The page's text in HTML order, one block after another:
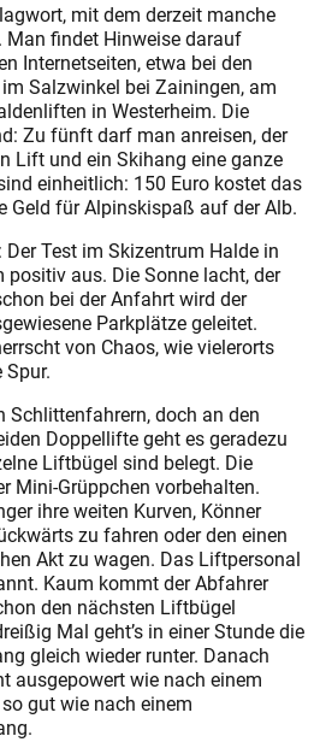
mit dem derzeit manche
Man findet Hinweise darauf
Internetseiten, etwa bei den
Salzwinkel bei Zainingen, am
in Westerheim. Die
Zu fünft darf man anreisen, der
Lift und ein Skihang eine ganze
einheitlich: 150 Euro kostet das
Geld für Alpinskispaß auf der Alb.
Test im Skizentrum Halde in
aus. Die Sonne lacht, der
bei der Anfahrt wird der
Parkplätze geleitet.
von Chaos, wie vielerorts
Schlittenfahrern, doch an den
Doppellifte geht es geradezu
Liftbügel sind belegt. Die
Mini-Grüppchen vorbehalten.
ihre weiten Kurven, Könner
zu fahren oder den einen
Akt zu wagen. Das Liftpersonal
Kaum kommt der Abfahrer
den nächsten Liftbügel
Mal geht’s in einer Stunde die
gleich wieder runter. Danach
ausgepowert wie nach einem
gut wie nach einem